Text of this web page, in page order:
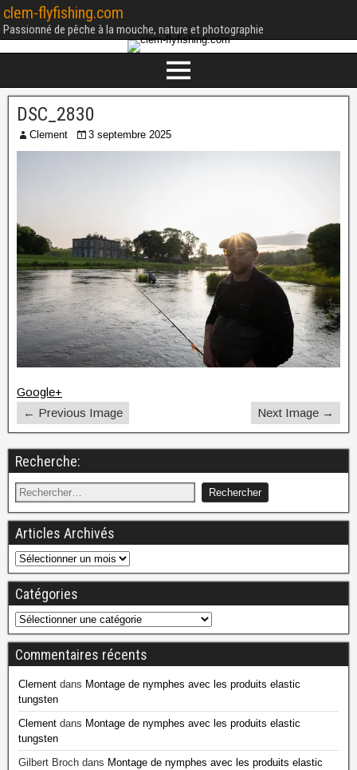
clem-flyfishing.com
Passionné de pêche à la mouche, nature et photographie
DSC_2830
Clement 3 septembre 2025
Google+
← Previous Image
Next Image →
Recherche:
Articles Archivés
Catégories
Commentaires récents
Clement dans Montage de nymphes avec les produits elastic
tungsten
Clement dans Montage de nymphes avec les produits elastic
tungsten
Gilbert Broch dans Montage de nymphes avec les produits elastic